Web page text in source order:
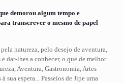
demorou algum tempo e
transcrever o mesmo de papel
natureza, pelo desejo de aventura,
dar-lhes a conhecer, o que de melhor
Aventura, Gastronomia, Artes
sua espera... Passeios de Jipe uma